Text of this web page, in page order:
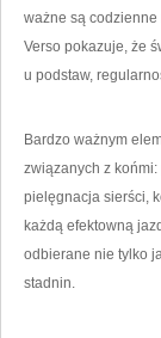
ważne są
Verso pokazuje, że
u podstaw,
Bardzo ważnym
związanych z
pielęgnacja sierści,
każdą efektowną
odbierane nie tylko
stadnin.